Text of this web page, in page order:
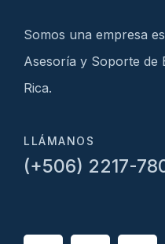
Somos una empresa
Asesoría y Soporte de
Rica.
LLÁMANOS
(+506) 2217-